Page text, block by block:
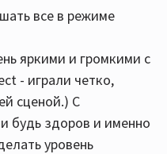
все в режиме
яркими и громкими с
- играли четко,
сценой.) С
будь здоров и именно
уровень